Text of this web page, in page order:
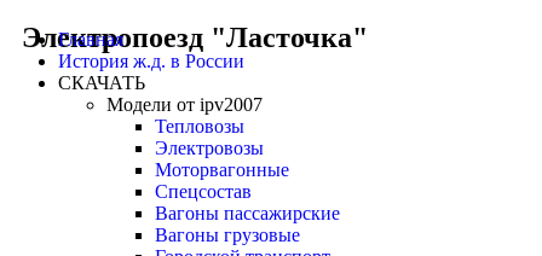
Главная
История ж.д. в России
СКАЧАТЬ
Модели от ipv2007
Тепловозы
Электровозы
Моторвагонные
Спецсостав
Вагоны пассажирские
Вагоны грузовые
Электропоезд "Ласточка"